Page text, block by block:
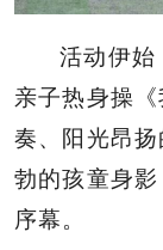
活动伊始
亲子热身操
奏、阳光昂
勃的孩童身
序幕。